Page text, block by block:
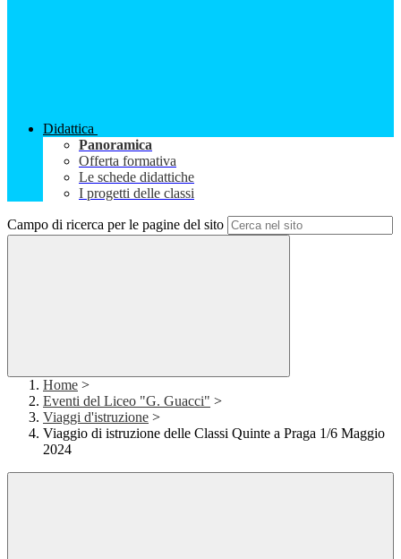
Didattica
Panoramica
Offerta formativa
Le schede didattiche
I progetti delle classi
Campo di ricerca per le pagine del sito
Home >
Eventi del Liceo "G. Guacci" >
Viaggi d'istruzione >
Viaggio di istruzione delle Classi Quinte a Praga 1/6 Maggio
2024